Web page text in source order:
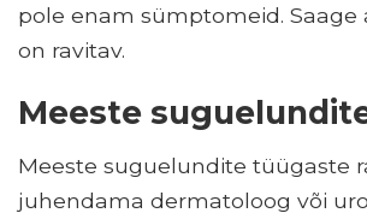
pole enam sümptomeid. Saage
on ravitav.
Meeste
Meeste suguelundite tüügaste
juhendama dermatoloog või